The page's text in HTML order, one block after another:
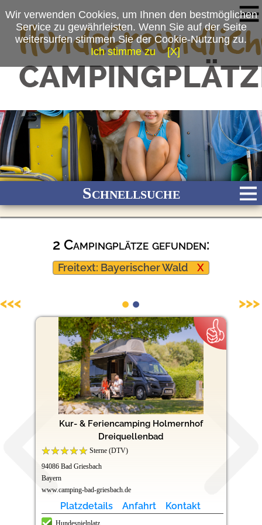
Schnellsuche
Fluss Meer Gebirge See
Wald/Wiesen
Ganzjährig geöffnet
Hundefreundliche Campingplätze
2 Campingplätze gefunden:
Freitext: Bayerischer Wald X
Kur- & Feriencamping Holmernhof
Dreiquellenbad
Sterne (DTV)
94086 Bad Griesbach
Bayern
www.camping-bad-griesbach.de
Platzdetails Anfahrt Kontakt
Hundespielplatz
<<< >>>
Wir verwenden Cookies, um Ihnen den bestmöglichen
Service zu gewährleisten. Wenn Sie auf der Seite
weitersurfen stimmen Sie der Cookie-Nutzung zu.
Ich stimme zu
[X]